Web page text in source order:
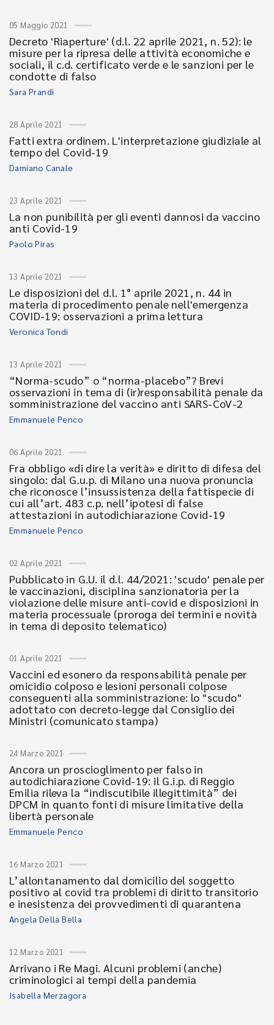
05 Maggio 2021
Decreto 'Riaperture' (d.l. 22 aprile 2021, n. 52): le
misure per la ripresa delle attività economiche e
sociali, il c.d. certificato verde e le sanzioni per le
condotte di falso
Sara Prandi
28 Aprile 2021
Fatti extra ordinem. L'interpretazione giudiziale al
tempo del Covid-19
Damiano Canale
23 Aprile 2021
La non punibilità per gli eventi dannosi da vaccino
anti Covid-19
Paolo Piras
13 Aprile 2021
Le disposizioni del d.l. 1° aprile 2021, n. 44 in
materia di procedimento penale nell'emergenza
COVID-19: osservazioni a prima lettura
Veronica Tondi
13 Aprile 2021
“Norma-scudo” o “norma-placebo”? Brevi
osservazioni in tema di (ir)responsabilità penale da
somministrazione del vaccino anti SARS-CoV-2
Emmanuele Penco
06 Aprile 2021
Fra obbligo «di dire la verità» e diritto di difesa del
singolo: dal G.u.p. di Milano una nuova pronuncia
che riconosce l’insussistenza della fattispecie di
cui all’art. 483 c.p. nell’ipotesi di false
attestazioni in autodichiarazione Covid-19
Emmanuele Penco
02 Aprile 2021
Pubblicato in G.U. il d.l. 44/2021: 'scudo' penale per
le vaccinazioni, disciplina sanzionatoria per la
violazione delle misure anti-covid e disposizioni in
materia processuale (proroga dei termini e novità
in tema di deposito telematico)
01 Aprile 2021
Vaccini ed esonero da responsabilità penale per
omicidio colposo e lesioni personali colpose
conseguenti alla somministrazione: lo "scudo"
adottato con decreto-legge dal Consiglio dei
Ministri (comunicato stampa)
24 Marzo 2021
Ancora un proscioglimento per falso in
autodichiarazione Covid-19: il G.i.p. di Reggio
Emilia rileva la “indiscutibile illegittimità” dei
DPCM in quanto fonti di misure limitative della
libertà personale
Emmanuele Penco
16 Marzo 2021
L’allontanamento dal domicilio del soggetto
positivo al covid tra problemi di diritto transitorio
e inesistenza dei provvedimenti di quarantena
Angela Della Bella
12 Marzo 2021
Arrivano i Re Magi. Alcuni problemi (anche)
criminologici ai tempi della pandemia
Isabella Merzagora